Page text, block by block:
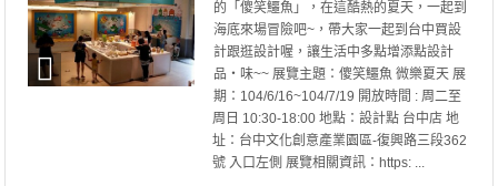
的「傻笑鱷魚」，在這酷熱的夏天，一起到
海底來場冒險吧~，帶大家一起到台中買設
計跟逛設計喔，讓生活中多點增添點設計
品‧味~~ 展覽主題：傻笑鱷魚 微樂夏天 展
期：104/6/16~104/7/19 開放時間 : 周二至
周日 10:30-18:00 地點：設計點 台中店 地
址：台中文化創意產業園區-復興路三段362
號 入口左側 展覽相關資訊：https: ...